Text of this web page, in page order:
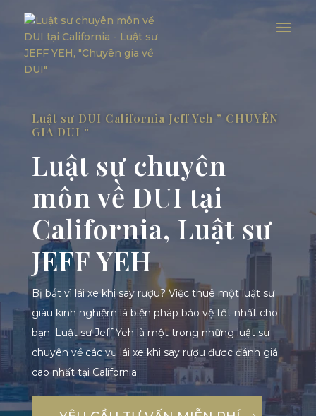
Luật sư DUI California Jeff Yeh ” CHUYÊN
GIA DUI “
Luật sư chuyên
môn về DUI tại
California, Luật sư
JEFF YEH
Bị bắt vì lái xe khi say rượu? Việc thuê một luật sư
giàu kinh nghiệm là biện pháp bảo vệ tốt nhất cho
bạn. Luật sư Jeff Yeh là một trong những luật sư
chuyên về các vụ lái xe khi say rượu được đánh giá
cao nhất tại California.